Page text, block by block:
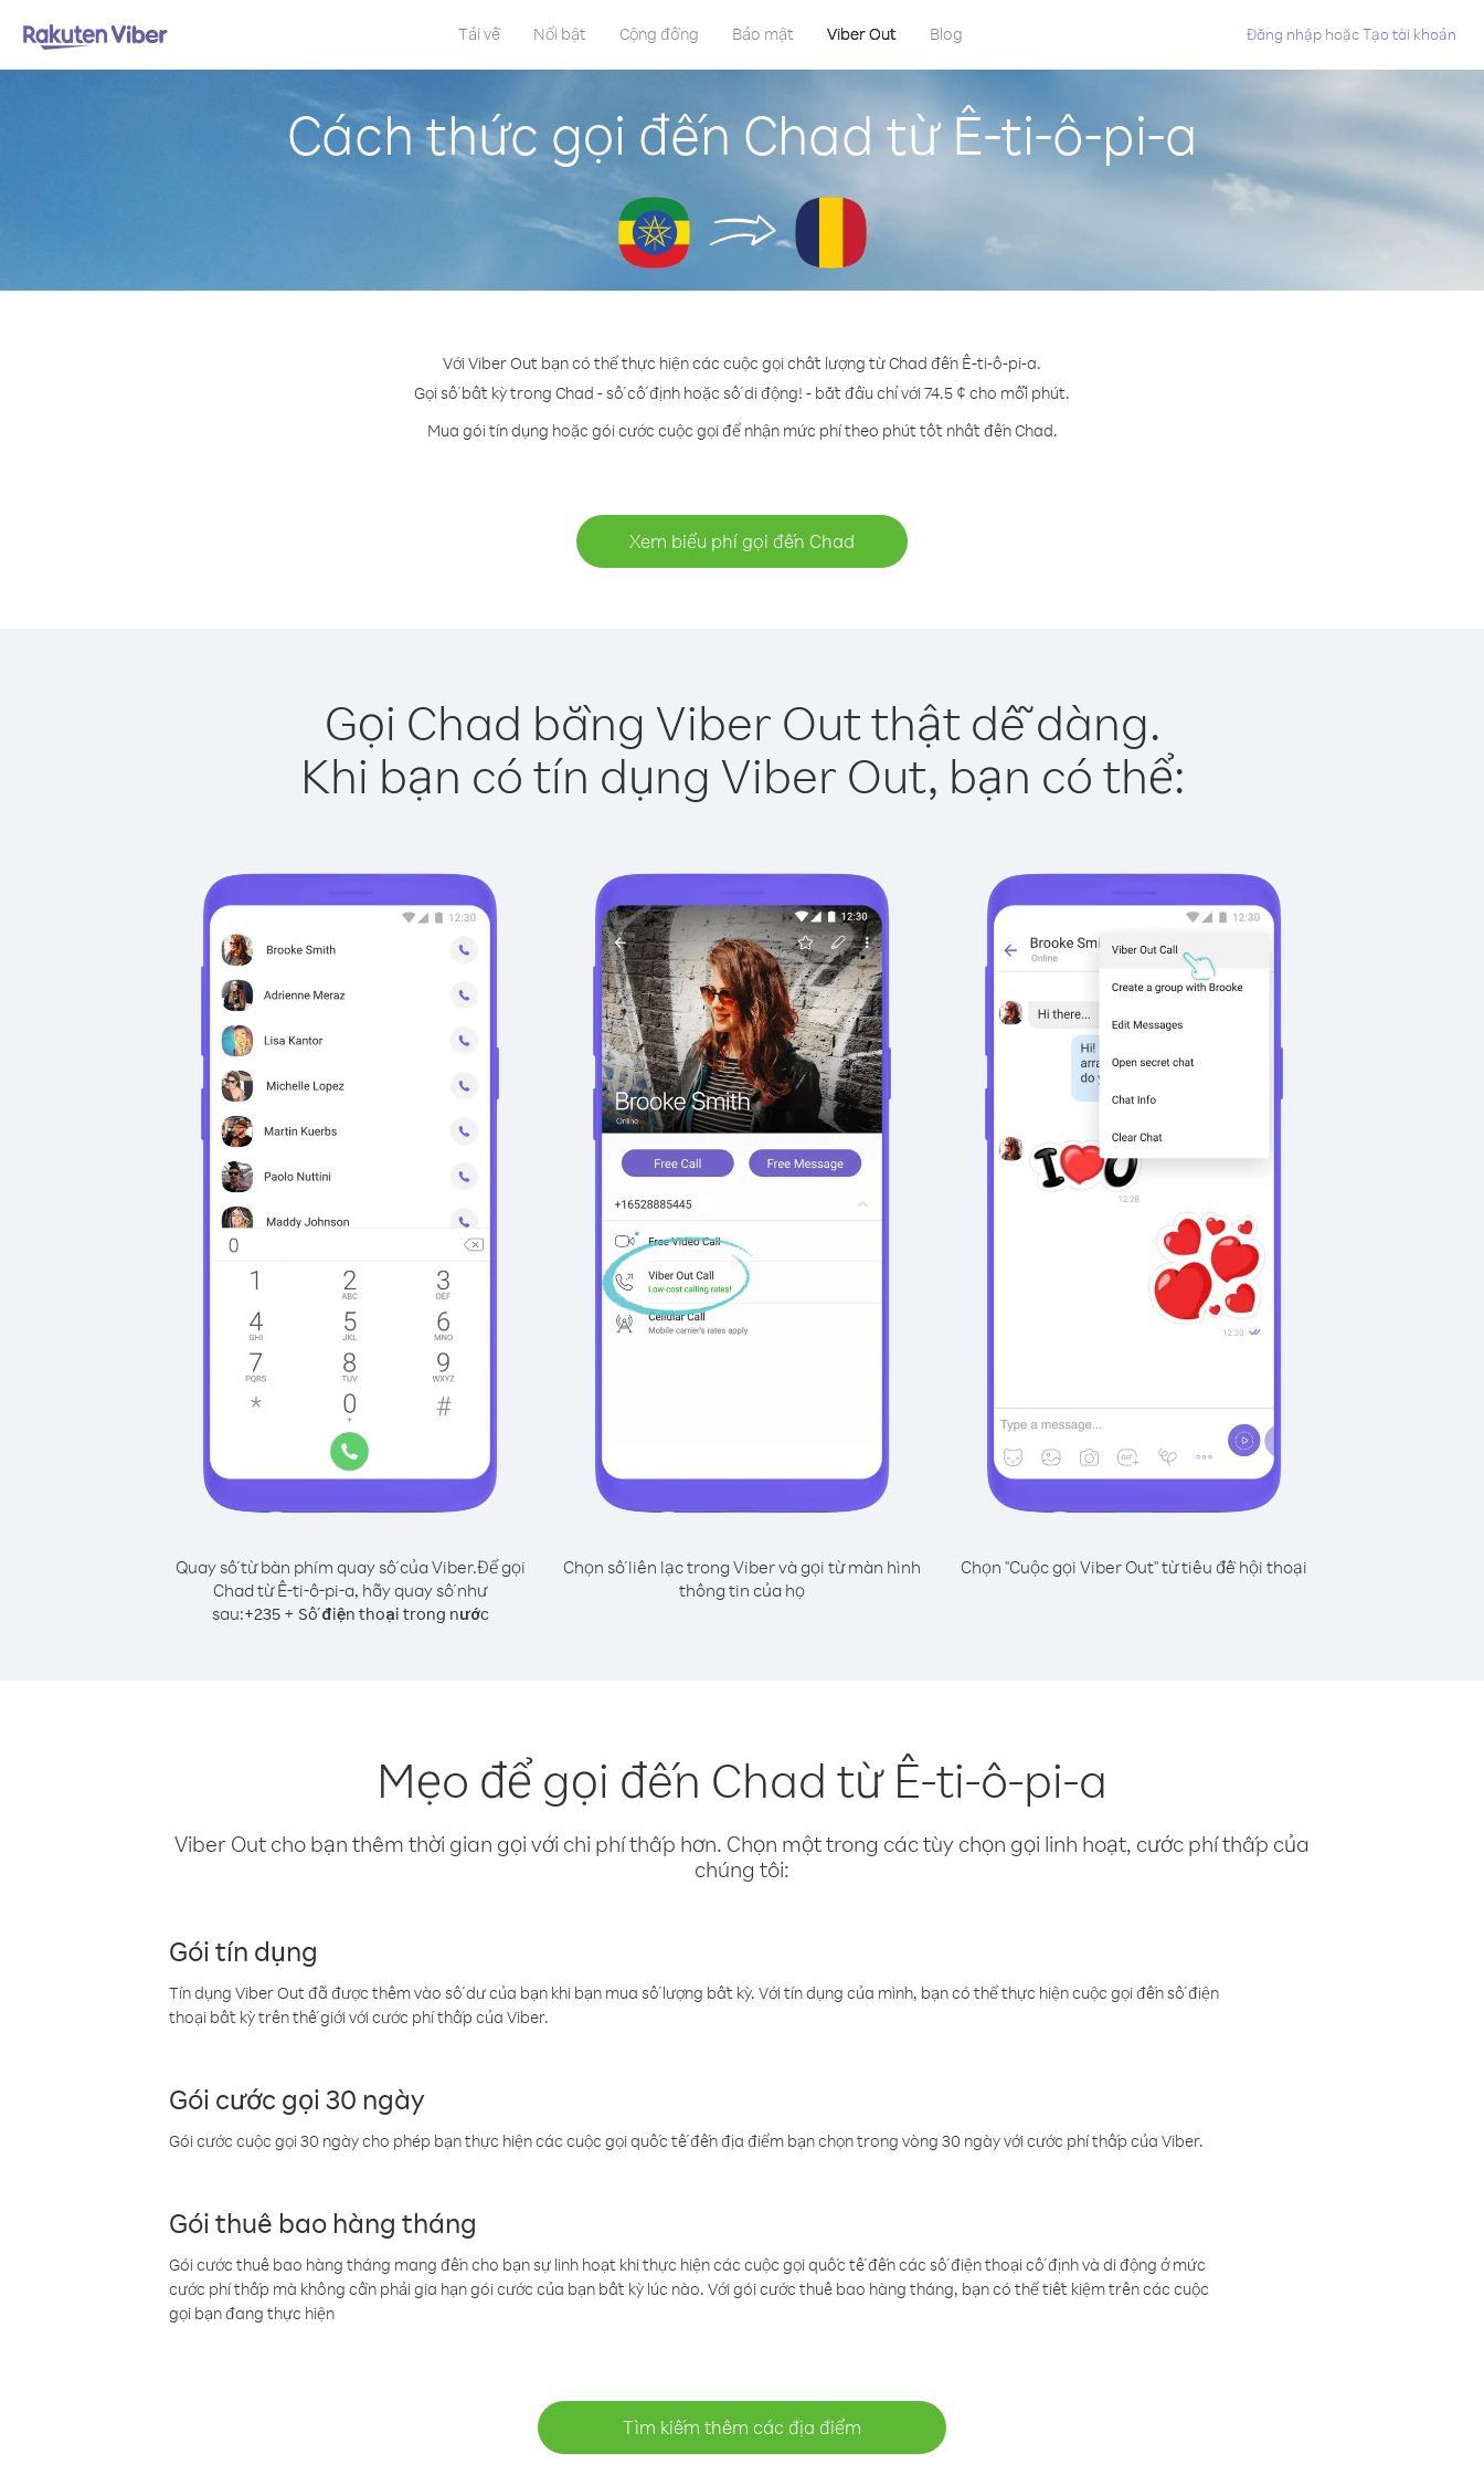
Tải về Nổi bật Cộng đồng Bảo mật Viber Out Blog Đăng nhập hoặcTạo tài khoản
Cách thức gọi đến Chad từ Ê-ti-ô-pi-a
Với Viber Out bạn có thể thực hiện các cuộc gọi chất lượng từ Chad đến Ê-ti-ô-pi-a.
Gọi số bất kỳ trong Chad - số cố định hoặc số di động! - bắt đầu chỉ với 74.5 ¢ cho mỗi phút.
Mua gói tín dụng hoặc gói cước cuộc gọi để nhận mức phí theo phút tốt nhất đến Chad.
Xem biểu phí gọi đến Chad
Gọi Chad bằng Viber Out thật dễ dàng.
Khi bạn có tín dụng Viber Out, bạn có thể:
Quay số từ bàn phím quay số của Viber.Để gọi
Chad từ Ê-ti-ô-pi-a, hãy quay số như
sau:+235+ Số điện thoại trong nước
Chọn số liên lạc trong Viber và gọi từ màn hình
thông tin của họ
Chọn "Cuộc gọi Viber Out" từ tiêu đề hội thoại
Mẹo để gọi đến Chad từ Ê-ti-ô-pi-a
Viber Out cho bạn thêm thời gian gọi với chi phí thấp hơn. Chọn một trong các tùy chọn gọi linh hoạt, cước phí thấp của
chúng tôi:
Gói tín dụng
Tín dụng Viber Out đã được thêm vào số dư của bạn khi bạn mua số lượng bất kỳ. Với tín dụng của mình, bạn có thể thực hiện cuộc gọi đến số điện
thoại bất kỳ trên thế giới với cước phí thấp của Viber.
Gói cước gọi 30 ngày
Gói cước cuộc gọi 30 ngày cho phép bạn thực hiện các cuộc gọi quốc tế đến địa điểm bạn chọn trong vòng 30 ngày với cước phí thấp của Viber.
Gói thuê bao hàng tháng
Gói cước thuê bao hàng tháng mang đến cho bạn sự linh hoạt khi thực hiện các cuộc gọi quốc tế đến các số điện thoại cố định và di động ở mức
cước phí thấp mà không cần phải gia hạn gói cước của bạn bất kỳ lúc nào. Với gói cước thuê bao hàng tháng, bạn có thể tiết kiệm trên các cuộc
gọi bạn đang thực hiện
Tìm kiếm thêm các địa điểm